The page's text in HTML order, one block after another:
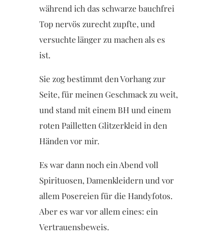
während ich das schwarze bauchfrei
Top nervös zurecht zupfte, und
versuchte länger zu machen als es
ist.
Sie zog bestimmt den Vorhang zur
Seite, für meinen Geschmack zu weit,
und stand mit einem BH und einem
roten Pailletten Glitzerkleid in den
Händen vor mir.
Es war dann noch ein Abend voll
Spirituosen, Damenkleidern und vor
allem Posereien für die Handyfotos.
Aber es war vor allem eines: ein
Vertrauensbeweis.